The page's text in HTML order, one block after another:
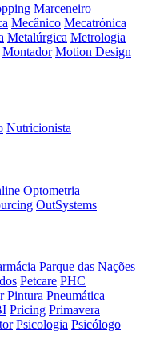
Marceneiro
Mecânico Mecatrónica
Metalúrgica Metrologia
Montador Motion Design
Nutricionista
Optometria
OutSystems
Parque das Nações
Petcare PHC
Pintura Pneumática
Pricing Primavera
Psicologia Psicólogo